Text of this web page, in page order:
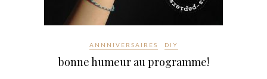
ANNNIVERSAIRES DIY
bonne humeur au programme!